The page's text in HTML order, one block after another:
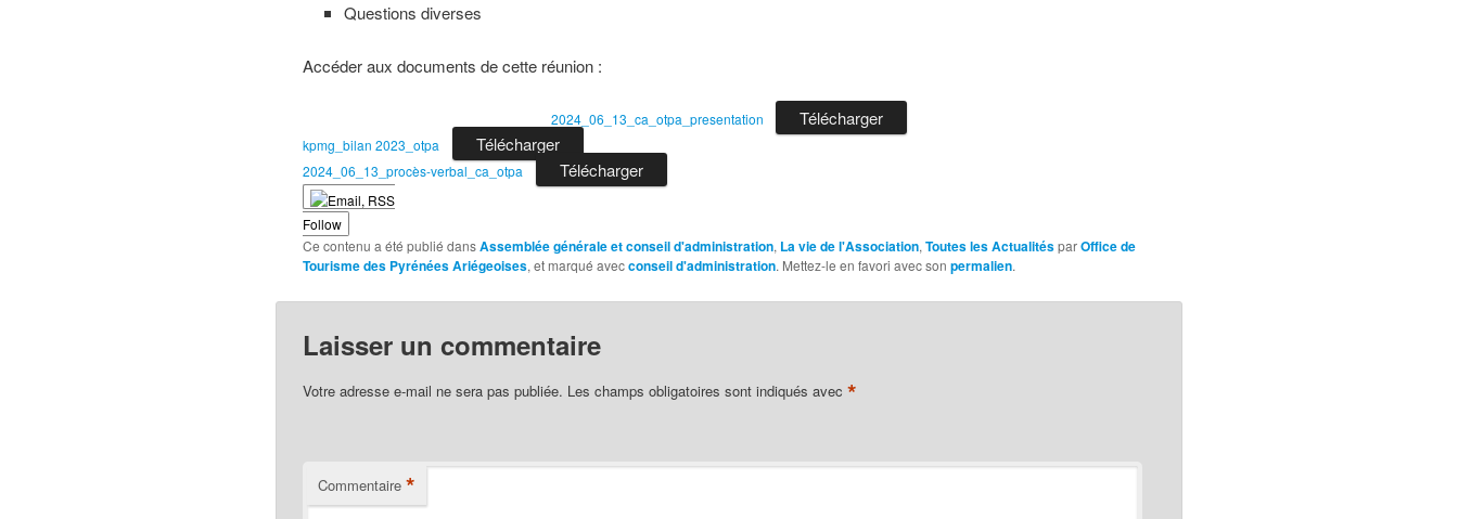
Questions diverses
Accéder aux documents de cette réunion :
2024_06_13_ca_otpa_presentation Télécharger
kpmg_bilan 2023_otpa Télécharger
2024_06_13_procès-verbal_ca_otpa Télécharger
Follow
Ce contenu a été publié dansAssemblée générale et conseil d'administration, La vie de l'Association,Toutes les ActualitésparOffice de
Tourisme des Pyrénées Ariégeoises, et marqué avecconseil d'administration. Mettez-le en favori avec sonpermalien.
Laisser un commentaire
Votre adresse e-mail ne sera pas publiée. Les champs obligatoires sont indiqués avec*
Commentaire *